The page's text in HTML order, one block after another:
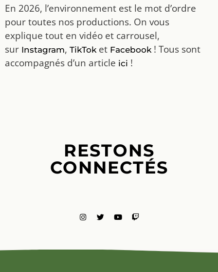
En 2026, l’environnement est le mot d’ordre
pour toutes nos productions. On vous
explique tout en vidéo et carrousel,
sur Instagram, TikToket Facebook! Tous sont
accompagnés d’un article ici !
RESTONS
CONNECTÉS